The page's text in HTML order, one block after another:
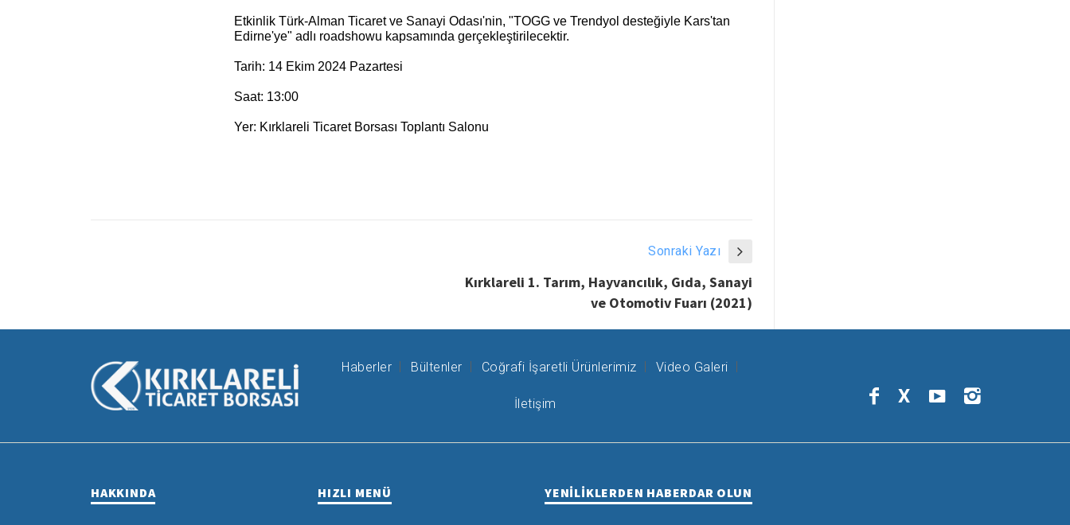
Etkinlik Türk-Alman Ticaret ve Sanayi Odası'nin, "TOGG ve Trendyol desteğiyle Kars'tan
Edirne'ye" adlı roadshowu kapsamında gerçekleştirilecektir.
Tarih: 14 Ekim 2024 Pazartesi
Saat: 13:00
Yer: Kırklareli Ticaret Borsası Toplantı Salonu
Sonraki Yazı
Kırklareli 1. Tarım, Hayvancılık, Gıda, Sanayi
ve Otomotiv Fuarı (2021)
Haberler Bültenler Coğrafi İşaretli Ürünlerimiz Video Galeri
İletişim X
HAKKINDA HIZLI MENÜ YENİLİKLERDEN HABERDAR OLUN